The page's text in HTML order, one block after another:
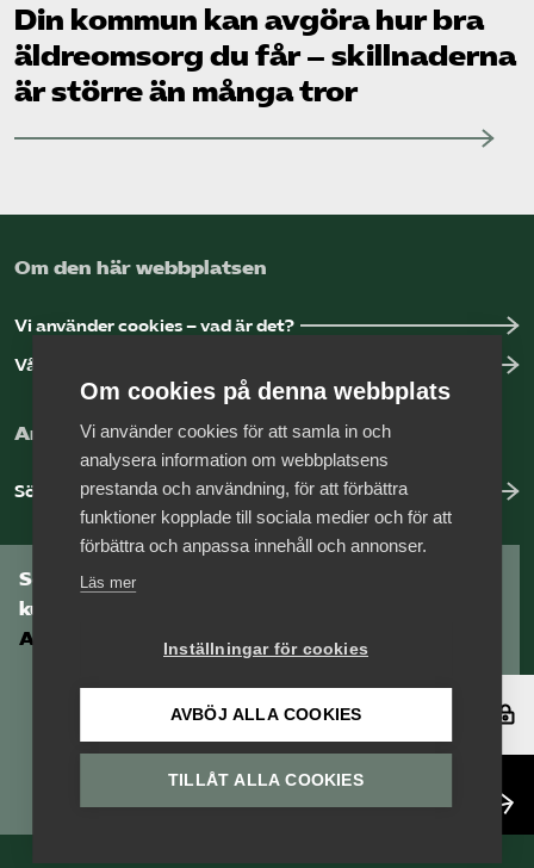
Din kommun kan avgöra hur bra
äldreomsorg du får – skillnaderna
är större än många tror
Om den här webbplatsen
Vi använder cookies – vad är det?
Vår dataskyddspolicy
Arbeta hos Vårdföretagarna?
Sök jobb hos oss
Som medlem har du tillgång till vår digitala
kunskapsbank
Arbetsgivarguiden
Logga in
Om cookies på denna webbplats
Vi använder cookies för att samla in och
analysera information om webbplatsens
prestanda och användning, för att förbättra
funktioner kopplade till sociala medier och för att
förbättra och anpassa innehåll och annonser.
Läs mer
Inställningar för cookies
AVBÖJ ALLA COOKIES
TILLÅT ALLA COOKIES